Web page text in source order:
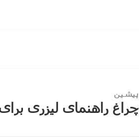
پیشین
نوشته
چراغ راهنمای لیزری